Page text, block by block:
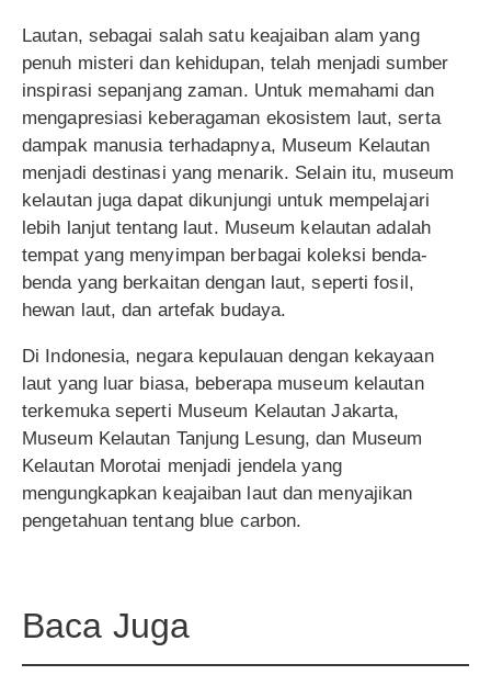
Lautan, sebagai salah satu keajaiban alam yang
penuh misteri dan kehidupan, telah menjadi sumber
inspirasi sepanjang zaman. Untuk memahami dan
mengapresiasi keberagaman ekosistem laut, serta
dampak manusia terhadapnya, Museum Kelautan
menjadi destinasi yang menarik. Selain itu, museum
kelautan juga dapat dikunjungi untuk mempelajari
lebih lanjut tentang laut. Museum kelautan adalah
tempat yang menyimpan berbagai koleksi benda-
benda yang berkaitan dengan laut, seperti fosil,
hewan laut, dan artefak budaya.
Di Indonesia, negara kepulauan dengan kekayaan
laut yang luar biasa, beberapa museum kelautan
terkemuka seperti Museum Kelautan Jakarta,
Museum Kelautan Tanjung Lesung, dan Museum
Kelautan Morotai menjadi jendela yang
mengungkapkan keajaiban laut dan menyajikan
pengetahuan tentang blue carbon.
Baca Juga